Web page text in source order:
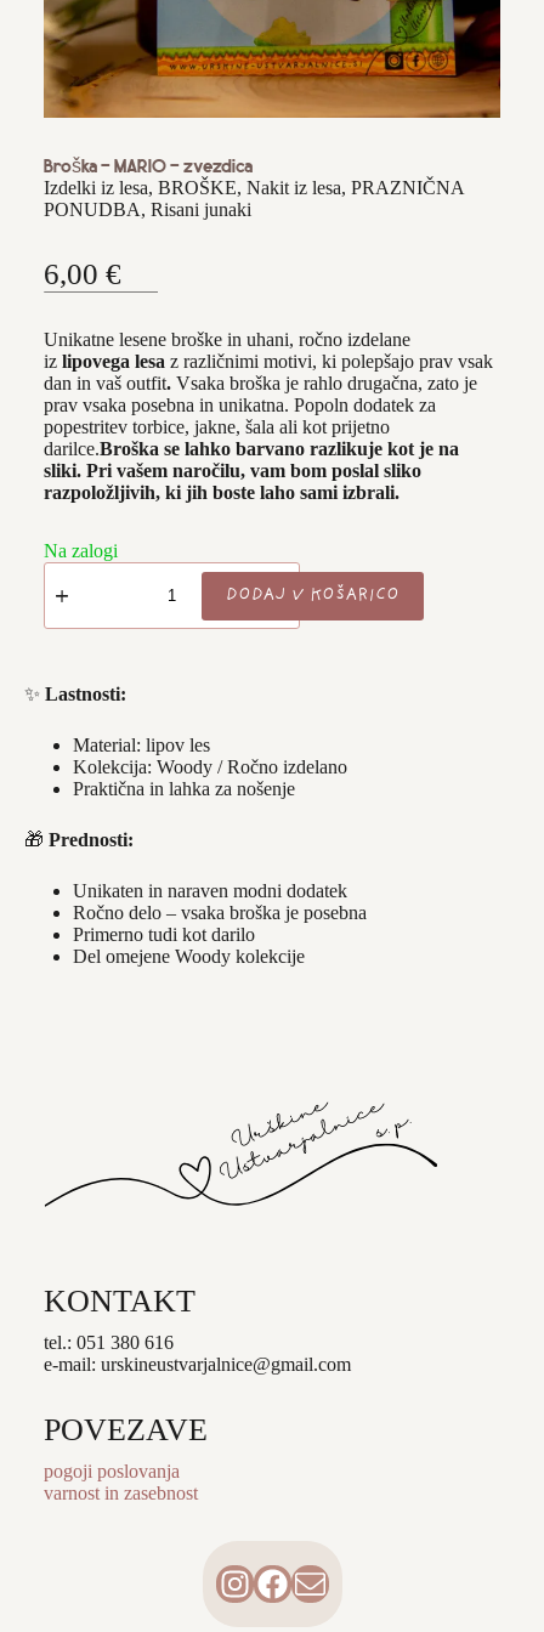
OSTALO
VEZENI IZDELKI
KVAČKANI IZDELKI
IZDELKI ZA SLAVJA & POSEBNE
IZDELKI ZA SLAVJE
VOŠČILNICE IN VIZITKE
DRUGI IZDELKI PO NAROČILU
KOZARČKI Z OSEBNIMI MISLIMI
PRAZNIČNA DECEMBRSKA PONUDBA
VZORCI BLAGA
DRUGI IZDELKI PO NAROČILU
Broška - MARIO - zvezdica
Izdelki iz lesa, BROŠKE, Nakit iz lesa, PRAZNIČNA
PONUDBA, Risani junaki
6,00 €
Unikatne lesene broške in uhani, ročno izdelane
iz lipovega lesa z različnimi motivi, ki polepšajo prav vsak
dan in vaš outfit. Vsaka broška je rahlo drugačna, zato je
prav vsaka posebna in unikatna. Popoln dodatek za
popestritev torbice, jakne, šala ali kot prijetno
darilce.Broška se lahko barvano razlikuje kot je na
sliki. Pri vašem naročilu, vam bom poslal sliko
razpoložljivih, ki jih boste laho sami izbrali.
Na zalogi
Broška
-
DODAJ V KOŠARICO
✨ Lastnosti:
Material: lipov les
Kolekcija: Woody / Ročno izdelano
Praktična in lahka za nošenje
🎁 Prednosti:
Unikaten in naraven modni dodatek
Ročno delo – vsaka broška je posebna
Primerno tudi kot darilo
Del omejene Woody kolekcije
KONTAKT
tel.: 051 380 616
e-mail: urskineustvarjalnice@gmail.com
POVEZAVE
pogoji poslovanja
varnost in zasebnost